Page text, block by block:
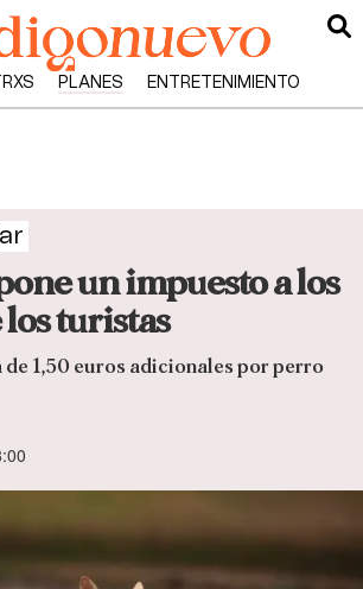
PLANES ENTRETENIMIENTO
un impuesto a los
turistas
de 1,50 euros adicionales por perro